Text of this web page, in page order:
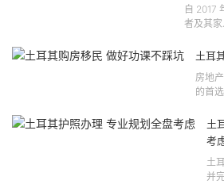
自 2017
者及其
会。 该
土耳
房地
的首
二手
以来
土
考
土
并